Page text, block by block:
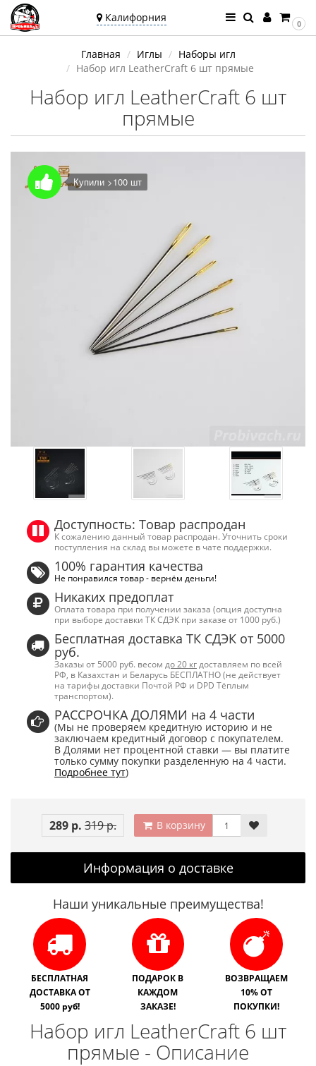
Калифорния
Калифорния
Угадали?
0
Главная Иглы
Наборы игл
Набор игл LeatherCraft 6 шт прямые
Набор игл LeatherCraft 6 шт
прямые
Купили >100 шт
Доступность: Товар распродан
К сожалению данный товар распродан. Уточнить сроки
поступления на склад вы можете в чате поддержки.
100% гарантия качества
Не понравился товар - вернём деньги!
Никаких предоплат
Оплата товара при получении заказа (опция доступна
при выборе доставки ТК СДЭК при заказе от 1000 руб.)
Бесплатная доставка ТК СДЭК от 5000
руб.
Заказы от 5000 руб. весом до 20 кг доставляем по всей
РФ, в Казахстан и Беларусь БЕСПЛАТНО (не действует
на тарифы доставки Почтой РФ и DPD Тёплым
транспортом).
РАССРОЧКА ДОЛЯМИ на 4 части
(Мы не проверяем кредитную историю и не
заключаем кредитный договор с покупателем.
В Долями нет процентной ставки — вы платите
только сумму покупки разделенную на 4 части.
Подробнее тут)
289 р. 319 р. В корзину
Информация о доставке
Наши уникальные преимущества!
БЕСПЛАТНАЯ
ДОСТАВКА ОТ
5000 руб!
ПОДАРОК В
КАЖДОМ
ЗАКАЗЕ!
ВОЗВРАЩАЕМ
10% ОТ
ПОКУПКИ!
Набор игл LeatherCraft 6 шт
прямые - Описание